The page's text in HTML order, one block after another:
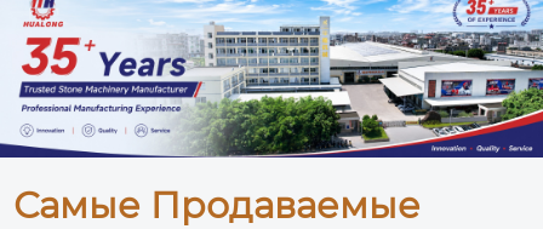
Самые Продаваемые